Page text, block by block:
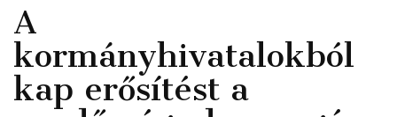
A
kormányhivatalokból
kap erősítést a